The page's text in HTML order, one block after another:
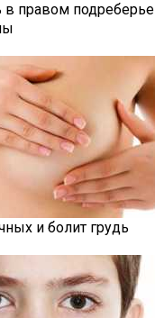
в правом подреберье
и болит грудь